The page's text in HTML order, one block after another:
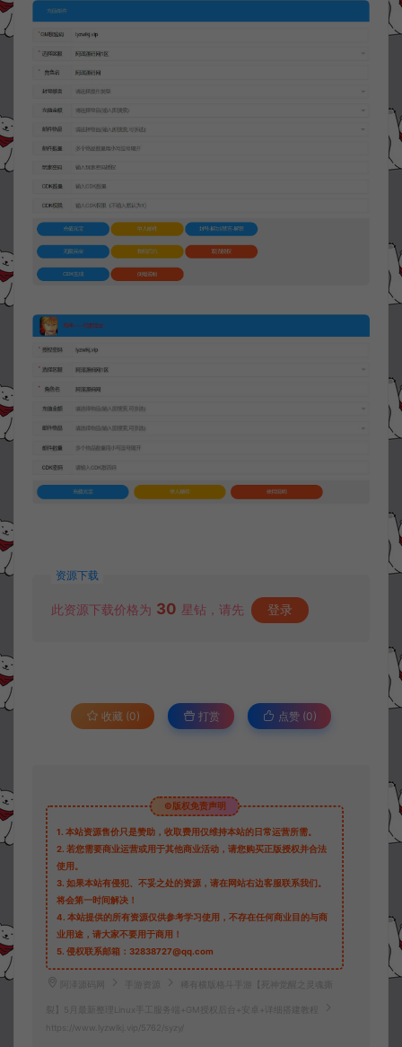
资源下载
此资源下载价格为 30 星钻，请先 登录
收藏 (0) 打赏 点赞 (0)
©版权免责声明
1. 本站资源售价只是赞助，收取费用仅维持本站的日常运营所需。
2. 若您需要商业运营或用于其他商业活动，请您购买正版授权并合法
使用。
3. 如果本站有侵犯、不妥之处的资源，请在网站右边客服联系我们。
将会第一时间解决！
4. 本站提供的所有资源仅供参考学习使用，不存在任何商业目的与商
业用途，请大家不要用于商用！
5. 侵权联系邮箱：32838727@qq.com
阿泽源码网 手游资源 稀有横版格斗手游【死神觉醒之灵魂撕
裂】5月最新整理Linux手工服务端+GM授权后台+安卓+详细搭建教程
https://www.lyzwlkj.vip/5762/syzy/